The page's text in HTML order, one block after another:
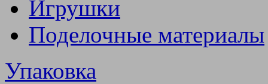
Игрушки
Поделочные материалы
Упаковка